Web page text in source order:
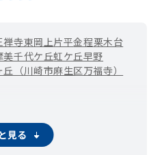
禅寺東岡上片平金程栗木台
美千代ケ丘虹ケ丘早野
（川崎市麻生区万福寺）
見る